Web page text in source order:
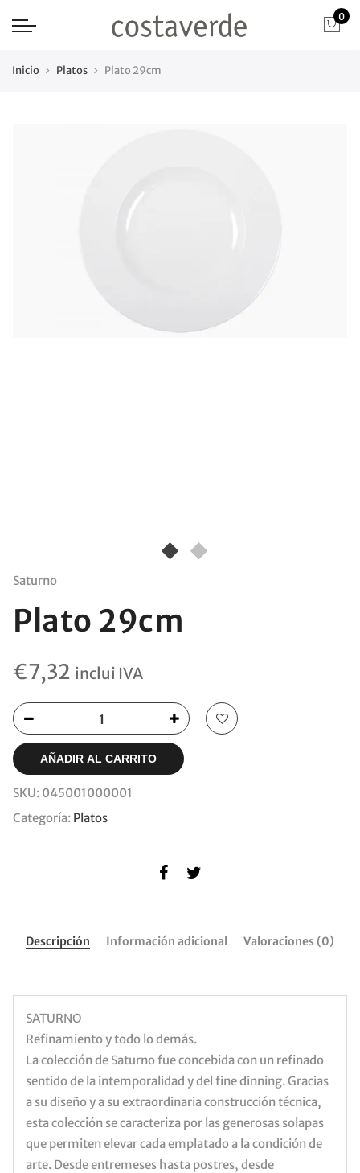
0
Inicio Platos Plato 29cm
Saturno
Plato 29cm
€7,32 inclui IVA
AÑADIR AL CARRITO
SKU: 045001000001
Categoría: Platos
Descripción Información adicional Valoraciones (0)
SATURNO
Refinamiento y todo lo demás.
La colección de Saturno fue concebida con un refinado
sentido de la intemporalidad y del fine dinning. Gracias
a su diseño y a su extraordinaria construcción técnica,
esta colección se caracteriza por las generosas solapas
que permiten elevar cada emplatado a la condición de
arte. Desde entremeses hasta postres, desde